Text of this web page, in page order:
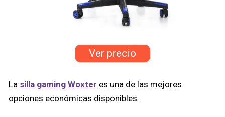
Ver precio
La silla gaming Woxter es una de las mejores
opciones económicas disponibles.